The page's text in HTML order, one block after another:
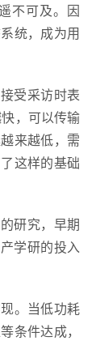
不可及。因
统，成为用
受采访时表
，可以传输
来越低，需
这样的基础
研究，早期
学研的投入
。当低功耗
条件达成，